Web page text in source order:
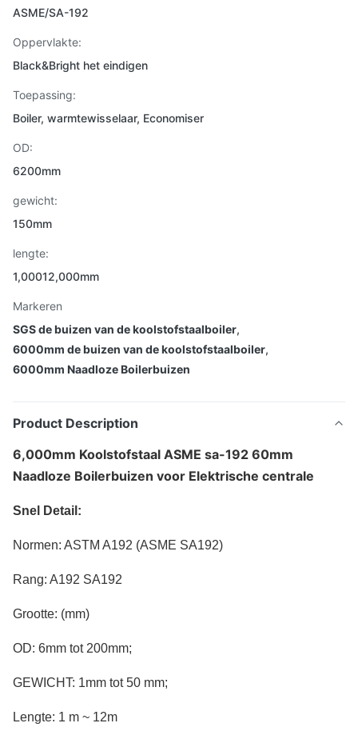
ASME/SA-192
Oppervlakte:
Black&Bright het eindigen
Toepassing:
Boiler, warmtewisselaar, Economiser
OD:
6200mm
gewicht:
150mm
lengte:
1,00012,000mm
Markeren
SGS de buizen van de koolstofstaalboiler,
6000mm de buizen van de koolstofstaalboiler,
6000mm Naadloze Boilerbuizen
Product Description
6,000mm Koolstofstaal ASME sa-192 60mm
Naadloze Boilerbuizen voor Elektrische centrale
Snel Detail:
Normen: ASTM A192 (ASME SA192)
Rang: A192 SA192
Grootte: (mm)
OD: 6mm tot 200mm;
GEWICHT: 1mm tot 50 mm;
Lengte: 1 m ~ 12m